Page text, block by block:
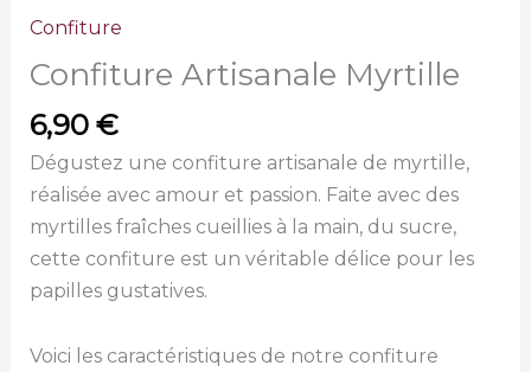
Confiture
Confiture Artisanale Myrtille
6,90 €
Dégustez une confiture artisanale de myrtille,
réalisée avec amour et passion. Faite avec des
myrtilles fraîches cueillies à la main, du sucre,
cette confiture est un véritable délice pour les
papilles gustatives.
Voici les caractéristiques de notre confiture